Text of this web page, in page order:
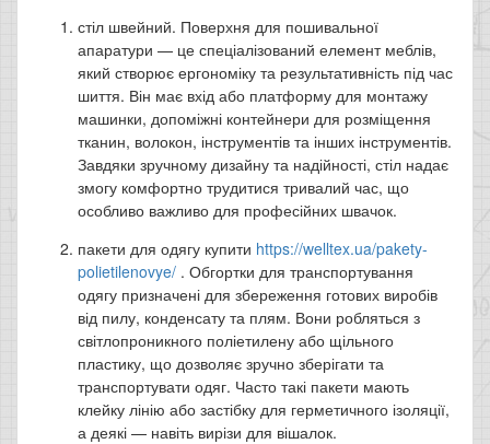
стіл швейний. Поверхня для пошивальної
апаратури — це спеціалізований елемент меблів,
який створює ергономіку та результативність під час
шиття. Він має вхід або платформу для монтажу
машинки, допоміжні контейнери для розміщення
тканин, волокон, інструментів та інших інструментів.
Завдяки зручному дизайну та надійності, стіл надає
змогу комфортно трудитися тривалий час, що
особливо важливо для професійних швачок.
пакети для одягу купити https://welltex.ua/pakety-
polietilenovye/ . Обгортки для транспортування
одягу призначені для збереження готових виробів
від пилу, конденсату та плям. Вони робляться з
світлопроникного поліетилену або щільного
пластику, що дозволяє зручно зберігати та
транспортувати одяг. Часто такі пакети мають
клейку лінію або застібку для герметичного ізоляції,
а деякі — навіть вирізи для вішалок.